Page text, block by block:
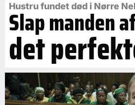
Hustru fundet død i Nørre
Slap manden
det